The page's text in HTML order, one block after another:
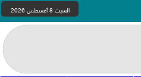
السبت 8 أغسطس 2026